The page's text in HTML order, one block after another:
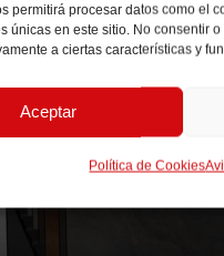
permitirá procesar datos como el
únicas en este sitio. No consentir
a ciertas características y
Aceptar
Política de Cookies